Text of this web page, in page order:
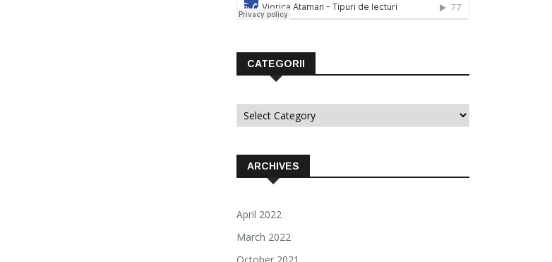
CATEGORII
Categorii
ARCHIVES
April 2022
March 2022